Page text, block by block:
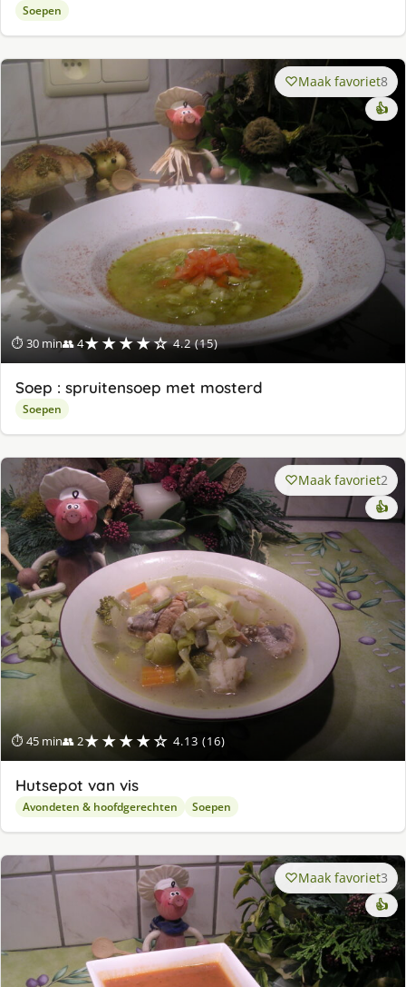
Soepen
⏱ 30 min👥 4★★★★☆ 4.2 (15)
Maak favoriet8
👍
Soep : spruitensoep met mosterd
Soepen
⏱ 45 min👥 2★★★★☆ 4.13 (16)
Maak favoriet2
👍
Hutsepot van vis
Avondeten & hoofdgerechten Soepen
Maak favoriet3
👍